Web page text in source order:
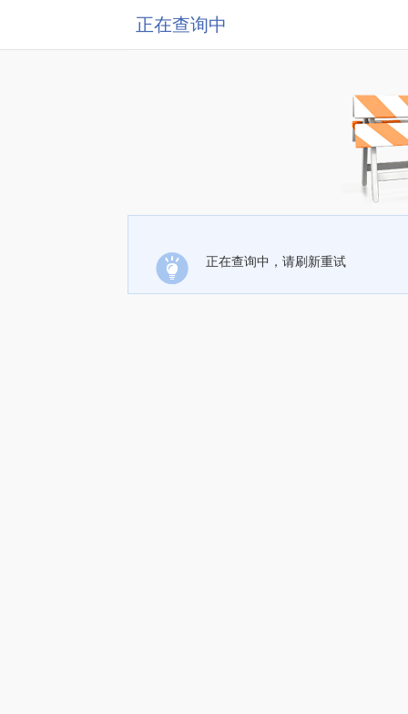
正在查询中
正在查询中，请刷新重试